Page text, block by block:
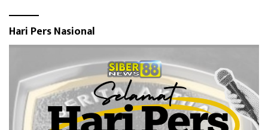
Hari Pers Nasional